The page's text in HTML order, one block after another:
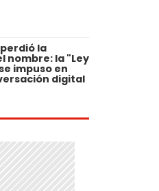
la
nombre: la "Ley
impuso en
digital